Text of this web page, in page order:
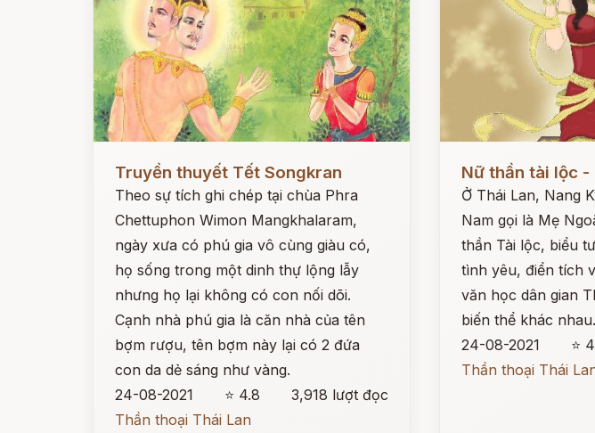
Đọc ngay
Truyền thuyết Tết Songkran
Theo sự tích ghi chép tại chùa Phra
Chettuphon Wimon Mangkhalaram,
ngày xưa có phú gia vô cùng giàu có,
họ sống trong một dinh thự lộng lẫy
nhưng họ lại không có con nối dõi.
Cạnh nhà phú gia là căn nhà của tên
bợm rượu, tên bợm này lại có 2 đứa
con da dẻ sáng như vàng.
24-08-2021
⭐ 4.8
3,918 lượt đọc
Thần thoại Thái Lan
Nữ thần tài lộc -
Ở Thái Lan, Nang
Nam gọi là Mẹ
thần Tài lộc, biểu
tình yêu, điển tích
văn học dân gian
biến thể khác nhau.
24-08-2021
⭐
Thần thoại Thái